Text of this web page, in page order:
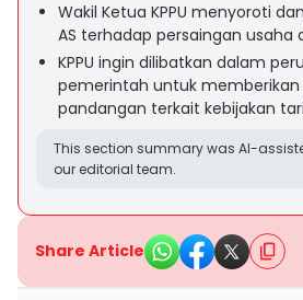
Wakil Ketua KPPU menyoroti
AS terhadap persaingan usaha
KPPU ingin dilibatkan dalam
pemerintah untuk memberikan
pandangan terkait kebijakan
This section summary was AI-
our editorial team.
Share Article